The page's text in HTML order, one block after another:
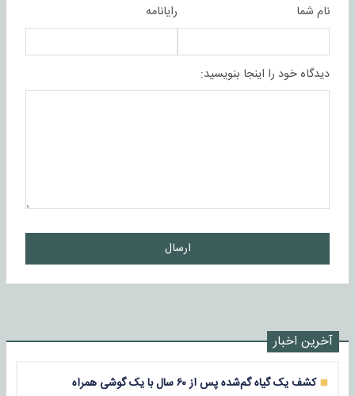
نام شما رایانامه
دیدگاه خود را اینجا بنویسید:
ارسال
آخرین اخبار
کشف یک گیاه گم‌شده پس از ۶۰ سال با یک گوشی همراه